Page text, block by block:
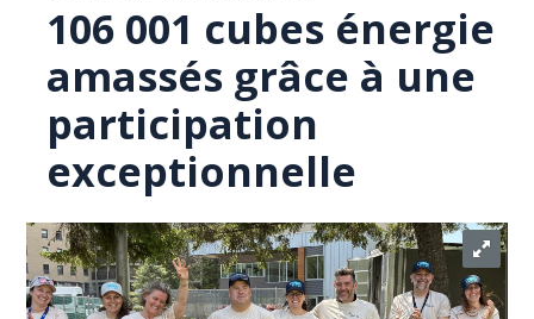
106 001 cubes énergie
amassés grâce à une
participation
exceptionnelle